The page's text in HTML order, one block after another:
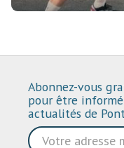
Abonnez-vous
pour être
actualités de